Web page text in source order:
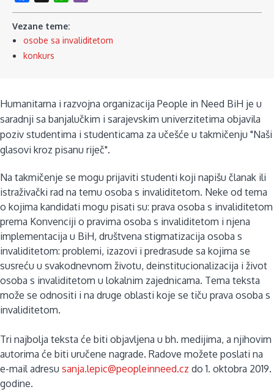
Vezane teme:
osobe sa invaliditetom
konkurs
Humanitarna i razvojna organizacija People in Need BiH je u
saradnji sa banjalučkim i sarajevskim univerzitetima objavila
poziv studentima i studenticama za učešće u takmičenju "Naši
glasovi kroz pisanu riječ".
Na takmičenje se mogu prijaviti studenti koji napišu članak ili
istraživački rad na temu osoba s invaliditetom. Neke od tema
o kojima kandidati mogu pisati su: prava osoba s invaliditetom
prema Konvenciji o pravima osoba s invaliditetom i njena
implementacija u BiH, društvena stigmatizacija osoba s
invaliditetom: problemi, izazovi i predrasude sa kojima se
susreću u svakodnevnom životu, deinstitucionalizacija i život
osoba s invaliditetom u lokalnim zajednicama. Tema teksta
može se odnositi i na druge oblasti koje se tiču prava osoba s
invaliditetom.
Tri najbolja teksta će biti objavljena u bh. medijima, a njihovim
autorima će biti uručene nagrade. Radove možete poslati na
e-mail adresu sanja.lepic@peopleinneed.cz do 1. oktobra 2019.
godine.